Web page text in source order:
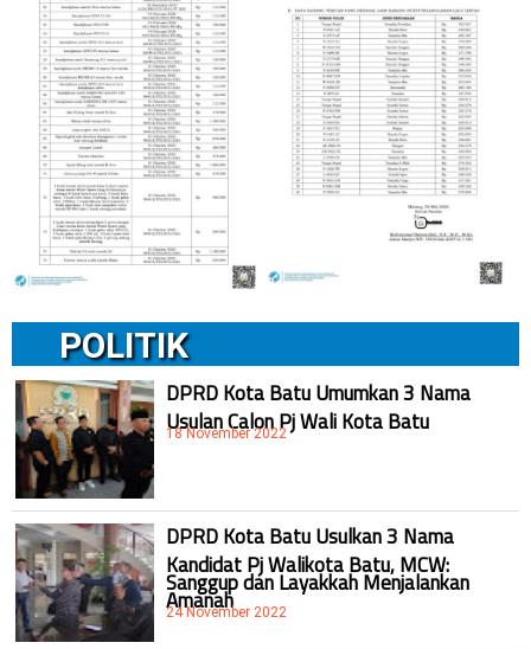
POLITIK
DPRD Kota Batu Umumkan 3 Nama
Usulan Calon Pj Wali Kota Batu
18 November 2022
DPRD Kota Batu Usulkan 3 Nama
Kandidat Pj Walikota Batu, MCW:
Sanggup dan Layakkah Menjalankan
Amanah
24 November 2022